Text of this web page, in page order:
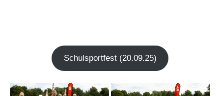
Schul­sport­fest (20.09.25)